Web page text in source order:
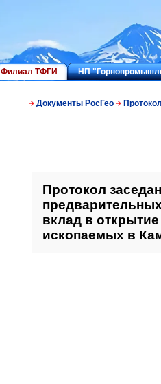
Филиал ТФГИ НП
Документы РосГео
Протокол
вклад в
ископаемых в